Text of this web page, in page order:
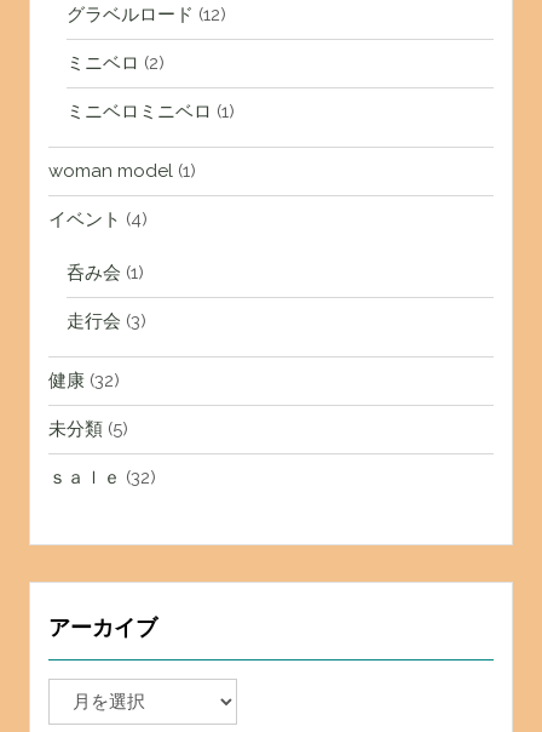
グラベルロード (12)
ミニベロ (2)
ミニベロミニベロ (1)
woman model(1)
イベント (4)
呑み会 (1)
走行会 (3)
健康(32)
未分類(5)
ｓａｌｅ (32)
アーカイブ